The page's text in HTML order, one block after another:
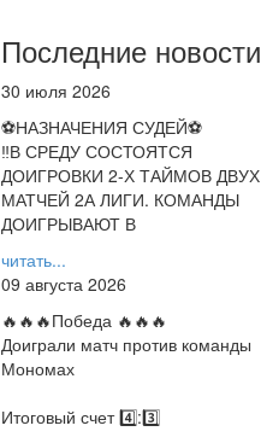
Последние новости
30 июля 2026
⚽НАЗНАЧЕНИЯ СУДЕЙ⚽
‼В СРЕДУ СОСТОЯТСЯ
ДОИГРОВКИ 2-Х ТАЙМОВ ДВУХ
МАТЧЕЙ 2А ЛИГИ. КОМАНДЫ
ДОИГРЫВАЮТ В
читать...
09 августа 2026
🔥🔥🔥Победа 🔥🔥🔥
Доиграли матч против команды
Мономах
Итоговый счет 4️⃣:3️⃣